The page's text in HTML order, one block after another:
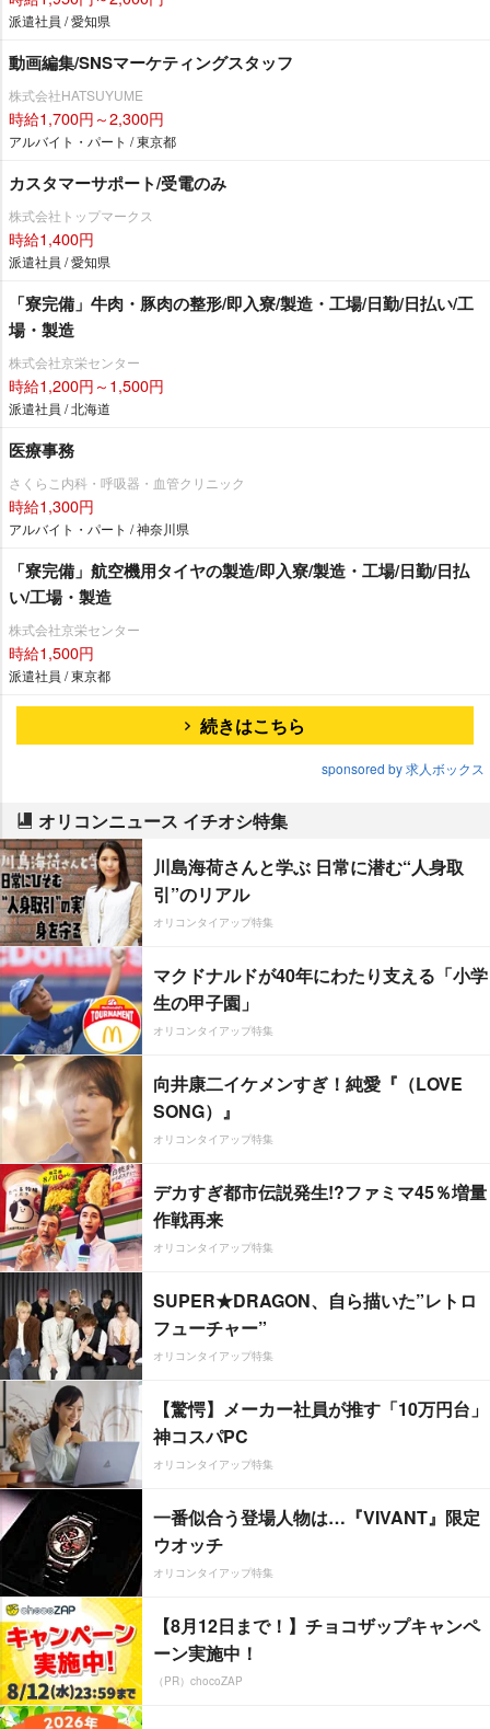
派遣社員 / 愛知県
動画編集/SNSマーケティングスタッフ
株式会社HATSUYUME
時給1,700円～2,300円
アルバイト・パート / 東京都
カスタマーサポート/受電のみ
株式会社トップマークス
時給1,400円
派遣社員 / 愛知県
「寮完備」牛肉・豚肉の整形/即入寮/製造・工場/日勤/日払い/工
場・製造
株式会社京栄センター
時給1,200円～1,500円
派遣社員 / 北海道
医療事務
さくらこ内科・呼吸器・血管クリニック
時給1,300円
アルバイト・パート / 神奈川県
「寮完備」航空機用タイヤの製造/即入寮/製造・工場/日勤/日払
い/工場・製造
株式会社京栄センター
時給1,500円
派遣社員 / 東京都
続きはこちら
sponsored by 求人ボックス
オリコンニュース イチオシ特集
川島海荷さんと学ぶ 日常に潜む“人身取
引”のリアル
オリコンタイアップ特集
マクドナルドが40年にわたり支える「小学
生の甲子園」
オリコンタイアップ特集
向井康二イケメンすぎ！純愛『（LOVE
SONG）』
オリコンタイアップ特集
デカすぎ都市伝説発生!?ファミマ45％増量
作戦再来
オリコンタイアップ特集
SUPER★DRAGON、自ら描いた”レトロ
フューチャー”
オリコンタイアップ特集
【驚愕】メーカー社員が推す「10万円台」
神コスパPC
オリコンタイアップ特集
一番似合う登場人物は…『VIVANT』限定
ウオッチ
オリコンタイアップ特集
【8月12日まで！】チョコザップキャンペ
ーン実施中！
（PR）chocoZAP